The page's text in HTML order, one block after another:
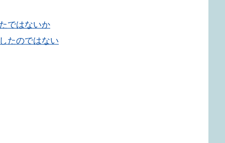
ではないか
たのではない